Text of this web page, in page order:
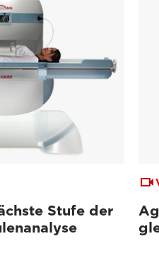
Stufe der